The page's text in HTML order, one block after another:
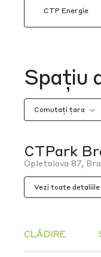
CTP Energie
Spațiu
Comutați țara
CTPark
Opletalova 87,
Vezi toate detaliile
CLĂDIRE